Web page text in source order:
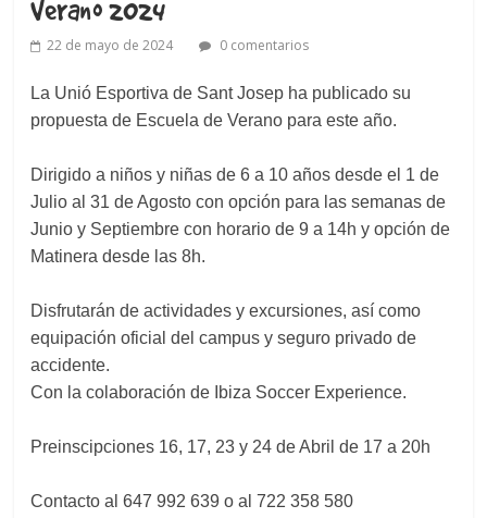
Verano 2024
22 de mayo de 2024 0 comentarios
La Unió Esportiva de Sant Josep ha publicado su
propuesta de Escuela de Verano para este año.
Dirigido a niños y niñas de 6 a 10 años desde el 1 de
Julio al 31 de Agosto con opción para las semanas de
Junio y Septiembre con horario de 9 a 14h y opción de
Matinera desde las 8h.
Disfrutarán de actividades y excursiones, así como
equipación oficial del campus y seguro privado de
accidente.
Con la colaboración de Ibiza Soccer Experience.
Preinscipciones 16, 17, 23 y 24 de Abril de 17 a 20h
Contacto al 647 992 639 o al 722 358 580